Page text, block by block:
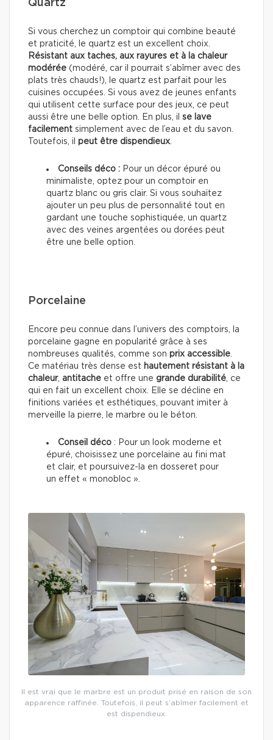
Quartz
Si vous cherchez un comptoir qui combine beauté
et praticité, le quartz est un excellent choix.
Résistant aux taches, aux rayures et à la chaleur
modérée (modéré, car il pourrait s’abîmer avec des
plats très chauds!), le quartz est parfait pour les
cuisines occupées. Si vous avez de jeunes enfants
qui utilisent cette surface pour des jeux, ce peut
aussi être une belle option. En plus, il se lave
facilement simplement avec de l’eau et du savon.
Toutefois, il peut être dispendieux
Conseils déco : Pour un décor épuré ou
minimaliste, optez pour un comptoir en
quartz blanc ou gris clair. Si vous souhaitez
ajouter un peu plus de personnalité tout en
gardant une touche sophistiquée, un quartz
avec des veines argentées ou dorées peut
être une belle option.
Porcelaine
Encore peu connue dans l’univers des comptoirs, la
porcelaine gagne en popularité grâce à ses
nombreuses qualités, comme son prix accessible
Ce matériau très dense est hautement résistant à la
chaleur, antitache et offre une grande durabilité , ce
qui en fait un excellent choix. Elle se décline en
finitions variées et esthétiques, pouvant imiter à
merveille la pierre, le marbre ou le béton.
Conseil déco : Pour un look moderne et
épuré, choisissez une porcelaine au fini mat
et clair, et poursuivez-la en dosseret pour
un effet « monobloc ».
Il est vrai que le marbre est un produit prisé en raison de son
apparence raffinée. Toutefois, il peut s’abîmer facilement et
est dispendieux.